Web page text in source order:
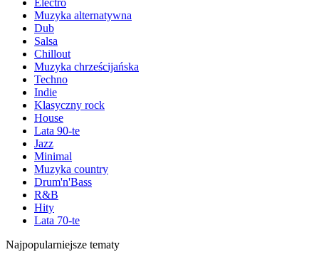
Electro
Muzyka alternatywna
Dub
Salsa
Chillout
Muzyka chrześcijańska
Techno
Indie
Klasyczny rock
House
Lata 90-te
Jazz
Minimal
Muzyka country
Drum'n'Bass
R&B
Hity
Lata 70-te
Najpopularniejsze tematy